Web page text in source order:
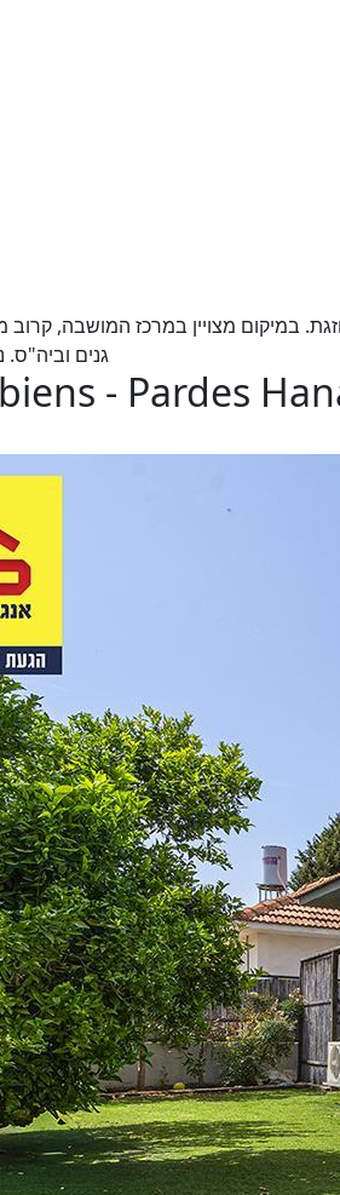
במיקום מצויין במרכז המושבה, קרוב
גנים וביה"ס. נכס
- Pardes